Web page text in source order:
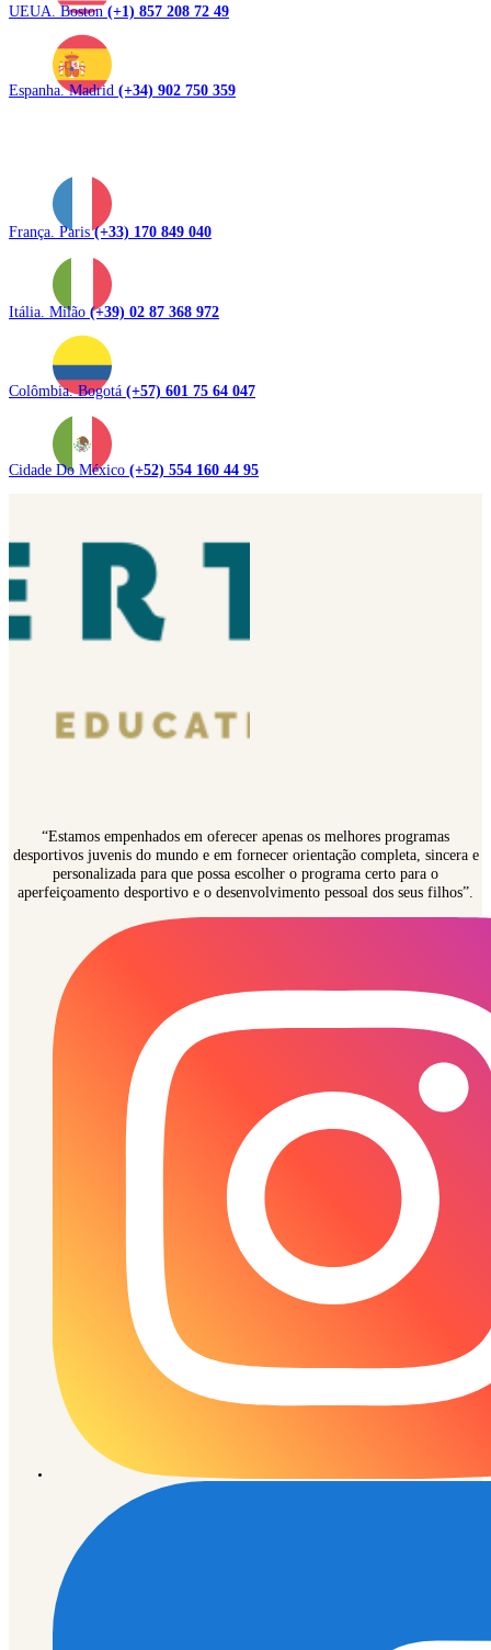
UEUA. Boston(+1) 857 208 72 49
Espanha. Madrid (+34) 902 750 359
França. Paris(+33) 170 849 040
Itália. Milão (+39) 02 87 368 972
Colômbia. Bogotá (+57) 601 75 64 047
Cidade Do México (+52) 554 160 44 95
“Estamos empenhados em oferecer apenas os melhores programas
desportivos juvenis do mundo e em fornecer orientação completa, sincera e
personalizada para que possa escolher o programa certo para o
aperfeiçoamento desportivo e o desenvolvimento pessoal dos seus filhos”.